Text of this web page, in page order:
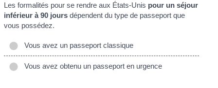
Les formalités pour se rendre aux États-Unis pour un séjour
inférieur à 90 jours dépendent du type de passeport que
vous possédez.
Vous avez un passeport classique
Vous avez obtenu un passeport en urgence